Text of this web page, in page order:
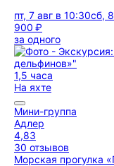
пт, 7 авг в 10:30сб,
900 ₽
за одного
1,5 часа
На яхте
Мини-группа
Адлер
4,83
30 отзывов
Морская прогулка